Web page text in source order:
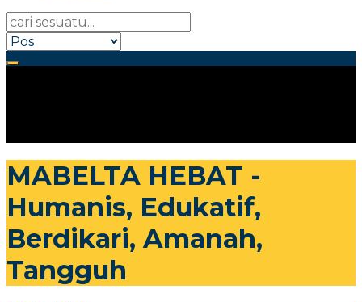
MABELTA HEBAT -
Humanis, Edukatif,
Berdikari, Amanah,
Tangguh